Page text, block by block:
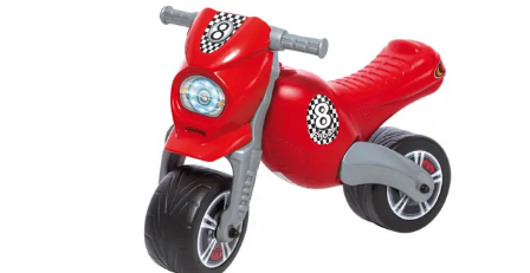
Társasjátékok
Asztali játékok
Nyári játékok
- Homokozójátékok
- Műanyag hajók
- Hinta, csúszda
- Ütők, dobálók
- Strandcikkek
- Egyéb nyári játékok
Lábbal hajtós
járművek
leírás
Mérete:
cm.
Ár
Darab
Kosárba
Szállítás:
- Csomagautomata: 1190
- Házhozszállítás: 2190